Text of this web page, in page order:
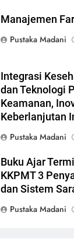
Manajemen
Pustaka Madani
Integrasi
dan Teknologi
Keamanan,
Keberlanjutan
Pustaka Madani
Buku Ajar
KKPMT 3
dan Sistem
Pustaka Madani